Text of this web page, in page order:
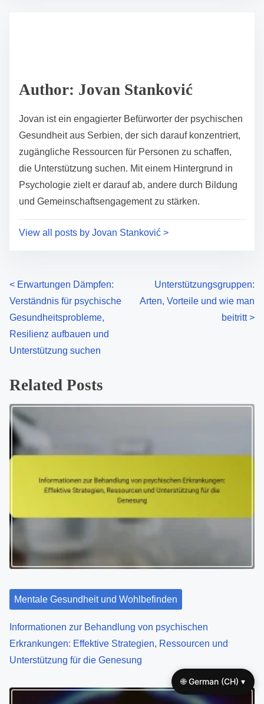
p
s
t
o
n
:
t
m
Author: Jovan Stanković
Jovan ist ein engagierter Befürworter der psychischen
Gesundheit aus Serbien, der sich darauf konzentriert,
zugängliche Ressourcen für Personen zu schaffen,
die Unterstützung suchen. Mit einem Hintergrund in
Psychologie zielt er darauf ab, andere durch Bildung
und Gemeinschaftsengagement zu stärken.
View all posts by Jovan Stanković >
P
o
s
t
s
n
a
v
a
t
i
o
< Erwartungen Dämpfen:
Verständnis für psychische
Gesundheitsprobleme,
Resilienz aufbauen und
Unterstützung suchen
Unterstützungsgruppen:
Arten, Vorteile und wie man
beitritt>
Related Posts
Mentale Gesundheit und Wohlbefinden
Informationen zur Behandlung von psychischen
Erkrankungen: Effektive Strategien, Ressourcen und
Unterstützung für die Genesung
🌐 German (CH) ▾